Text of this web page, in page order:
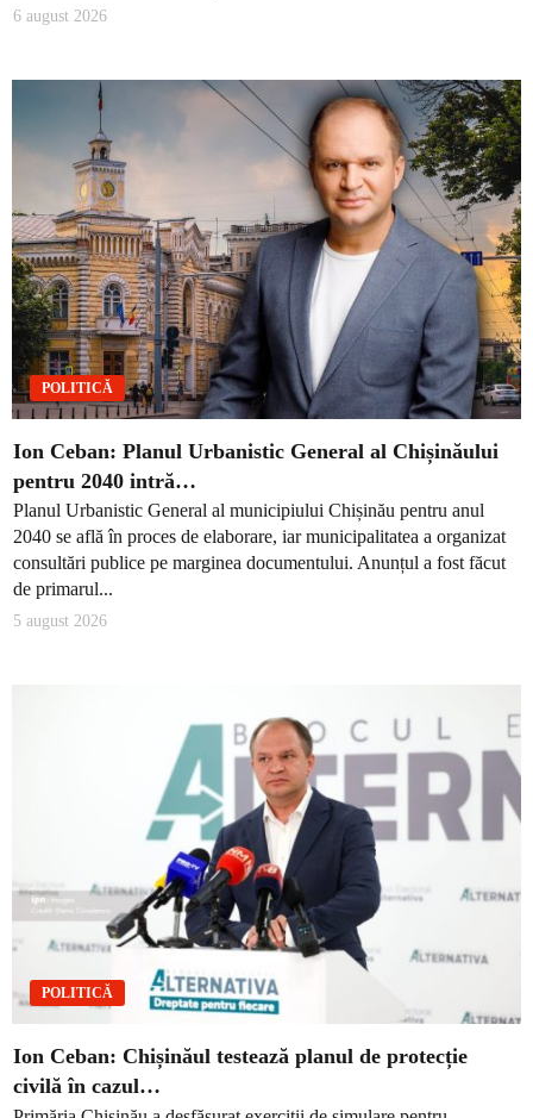
6 august 2026
POLITICĂ
Ion Ceban: Planul Urbanistic General al Chișinăului
pentru 2040 intră…
Planul Urbanistic General al municipiului Chișinău pentru anul
2040 se află în proces de elaborare, iar municipalitatea a organizat
consultări publice pe marginea documentului. Anunțul a fost făcut
de primarul...
5 august 2026
POLITICĂ
Ion Ceban: Chișinăul testează planul de protecție
civilă în cazul…